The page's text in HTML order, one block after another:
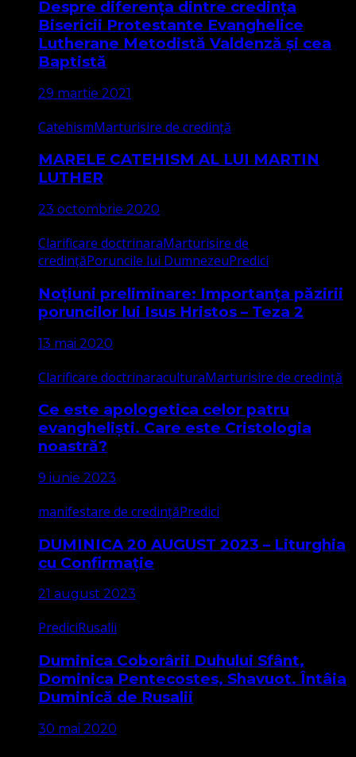
Despre diferența dintre credința
Bisericii Protestante Evanghelice
Lutherane Metodistă Valdenză și cea
Baptistă
29 martie 2021
CatehismMarturisire de credință
MARELE CATEHISM AL LUI MARTIN
LUTHER
23 octombrie 2020
Clarificare doctrinaraMarturisire de
credințăPoruncile lui DumnezeuPredici
Noțiuni preliminare: Importanța păzirii
poruncilor lui Isus Hristos – Teza 2
13 mai 2020
Clarificare doctrinaraculturaMarturisire de credință
Ce este apologetica celor patru
evangheliști. Care este Cristologia
noastră?
9 iunie 2023
manifestare de credințăPredici
DUMINICA 20 AUGUST 2023 – Liturghia
cu Confirmație
21 august 2023
PrediciRusalii
Duminica Coborârii Duhului Sfânt,
Dominica Pentecostes, Shavuot. Întâia
Duminică de Rusalii
30 mai 2020